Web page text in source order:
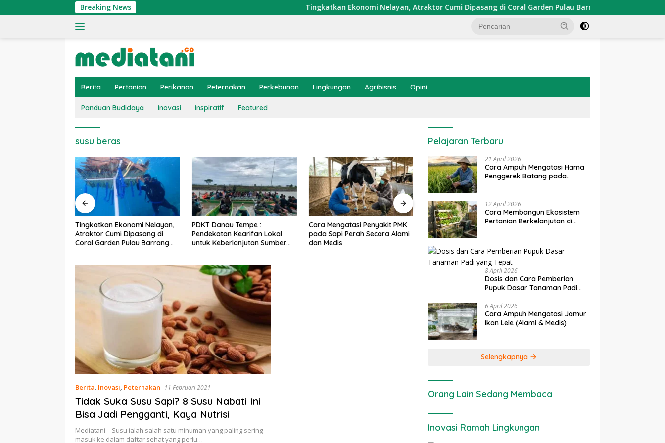
ke
Breaking News Tingkatkan Ekonomi Nelayan, Atraktor Cumi Dipasang di Coral Garden Pulau Barrang Caddi
Berita Pertanian Perikanan Peternakan Perkebunan Lingkungan Agribisnis Opini
Panduan Budidaya Inovasi Inspiratif Featured
susu beras
PDKT Danau Tempe :
Pendekatan Kearifan Lokal
untuk Keberlanjutan Sumber
Cara Mengatasi Penyakit PMK
pada Sapi Perah Secara Alami
dan Medis
Dosis dan Cara Pemupukan
Tanaman Padi pada Fase
Vegetatif Aktif yang Tepat
Penerapan IoT dalam
Pertanian Modern di Indonesia
Ekonomi Sumber Daya Lahan:
Berita, Inovasi, Peternakan 11 Februari 2021
Tidak Suka Susu Sapi? 8 Susu Nabati Ini
Bisa Jadi Pengganti, Kaya Nutrisi
Mediatani – Susu ialah salah satu minuman yang paling sering
masuk ke dalam daftar sehat yang perlu…
Pelajaran Terbaru
21 April 2026
Cara Ampuh Mengatasi Hama
Penggerek Batang pada
12 April 2026
Cara Membangun Ekosistem
Pertanian Berkelanjutan di
8 April 2026
Dosis dan Cara Pemberian
Pupuk Dasar Tanaman Padi
6 April 2026
Cara Ampuh Mengatasi Jamur
Ikan Lele (Alami & Medis)
Selengkapnya
Orang Lain Sedang Membaca
Inovasi Ramah Lingkungan